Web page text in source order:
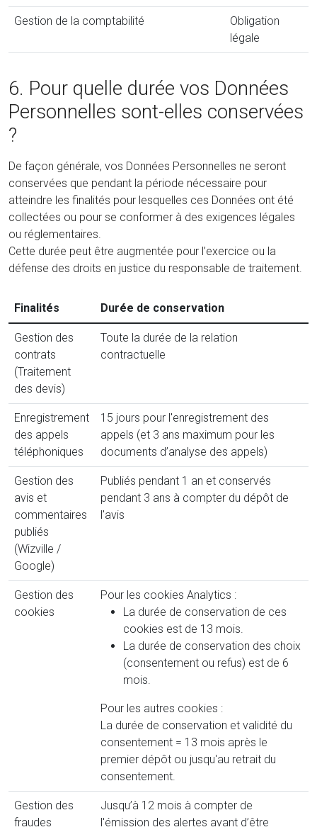
Gestion de la comptabilité
Obligation
légale
6. Pour quelle durée vos Données
Personnelles sont-elles conservées
?
De façon générale, vos Données Personnelles ne seront
conservées que pendant la période nécessaire pour
atteindre les finalités pour lesquelles ces Données ont été
collectées ou pour se conformer à des exigences légales
ou réglementaires.
Cette durée peut être augmentée pour l’exercice ou la
défense des droits en justice du responsable de traitement.
Finalités Durée de conservation
Gestion des
contrats
(Traitement
des devis)
Toute la durée de la relation
contractuelle
Enregistrement
des appels
téléphoniques
15 jours pour l'enregistrement des
appels (et 3 ans maximum pour les
documents d’analyse des appels)
Gestion des
avis et
commentaires
publiés
(Wizville /
Google)
Publiés pendant 1 an et conservés
pendant 3 ans à compter du dépôt de
l'avis
Gestion des
cookies
Pour les cookies Analytics :
La durée de conservation de ces
cookies est de 13 mois.
La durée de conservation des choix
(consentement ou refus) est de 6
mois.
Pour les autres cookies :
La durée de conservation et validité du
consentement = 13 mois après le
premier dépôt ou jusqu'au retrait du
consentement.
Gestion des
fraudes
Jusqu’à 12 mois à compter de
l'émission des alertes avant d’être